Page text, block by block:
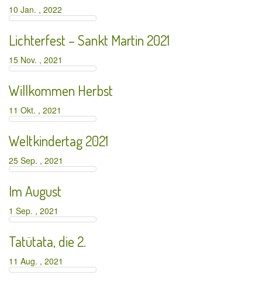
10 Jan. , 2022
Lichterfest – Sankt Martin 2021
15 Nov. , 2021
Willkommen Herbst
11 Okt. , 2021
Weltkindertag 2021
25 Sep. , 2021
Im August
1 Sep. , 2021
Tatütata, die 2.
11 Aug. , 2021